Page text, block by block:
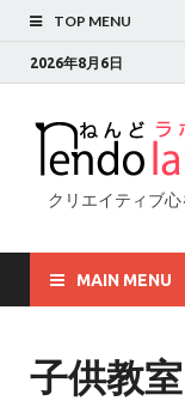
TOP MENU
2026年8月6日
クリエイティブ
MAIN MENU
子供教室